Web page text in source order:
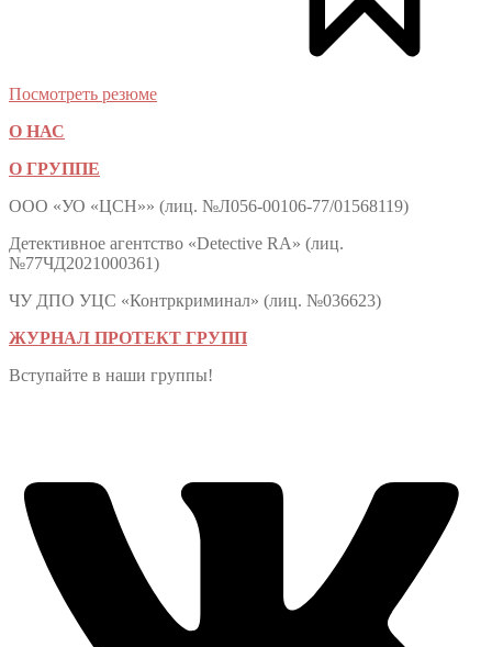
Посмотреть резюме
О НАС
О ГРУППЕ
ООО «УО «ЦСН»» (лиц. №Л056-00106-77/01568119)
Детективное агентство «Detective RA» (лиц.
№77ЧД2021000361)
ЧУ ДПО УЦС «Контркриминал» (лиц. №036623)
ЖУРНАЛ ПРОТЕКТ ГРУПП
Вступайте в наши группы!